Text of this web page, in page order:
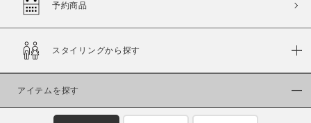
商品タイプ
通常商品
予約商品
スタイリングから探す
アイテムを探す